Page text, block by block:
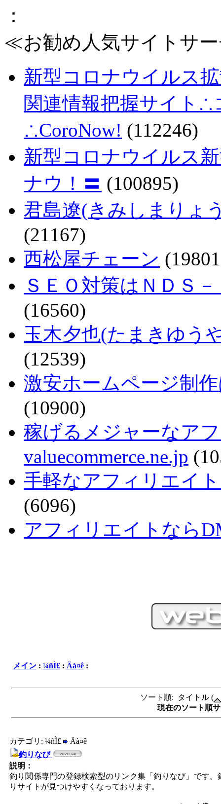
：
≪お勧め人気サイトサ
新型コロナウイルス
関連情報把握サイト
∴CoroNow! (112246)
新型コロナウイルス
ナウ！〓 (100895)
君島遼(きみしまりょ
(21167)
西松屋チェーン
ＳＥＯ対策はＮＤＳ
(16560)
玉木夕也(たまきゆう
(12539)
激安ホームページ制
(10900)
稼げるメジャーなア
valuecommerce.ne.jp
手軽なアフィリエイ
(6096)
アフィリエイトなら
メイン: ¼ñÌ£: Äà¤ê:
ソート順: タイトル (
現在のソート順
カテゴリ: ¼ñÌ£
Äà¤ê
釣りなび
説明：
釣り関係専門の登録検索型のリンク集「釣りなび」です
りサイトが見つけやすくなっております。